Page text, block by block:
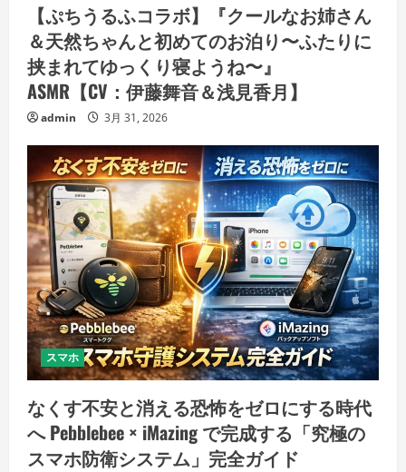
【ぷちうるふコラボ】『クールなお姉さん
＆天然ちゃんと初めてのお泊り〜ふたりに
挟まれてゆっくり寝ようね〜』
ASMR【CV：伊藤舞音＆浅見香月】
admin 3月 31, 2026
スマホ
なくす不安と消える恐怖をゼロにする時代
へ Pebblebee × iMazing で完成する「究極の
スマホ防衛システム」完全ガイド